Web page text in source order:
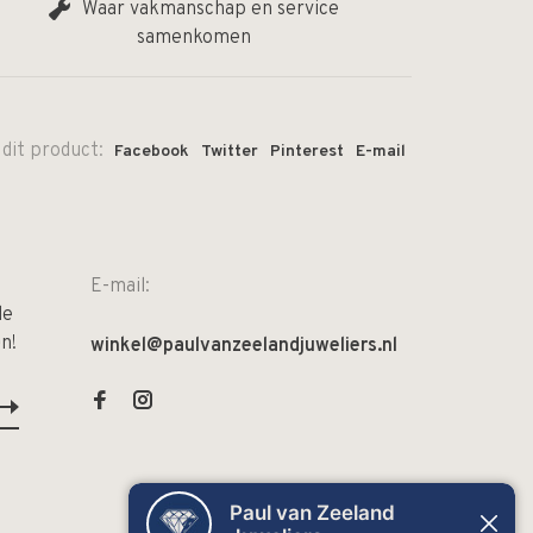
Waar vakmanschap en service
samenkomen
dit product: Facebook Twitter Pinterest E-mail
E-mail:
winkel@paulvanzeelandjuweliers.nl